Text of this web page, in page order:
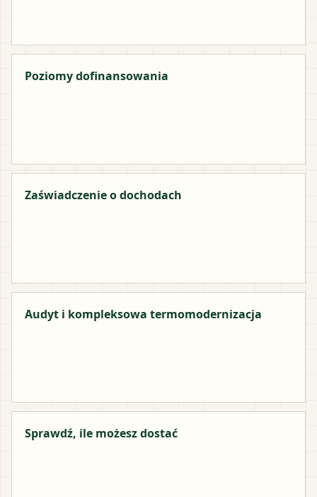
Poziomy dofinansowania
Zaświadczenie o dochodach
Audyt i kompleksowa termomodernizacja
Sprawdź, ile możesz dostać